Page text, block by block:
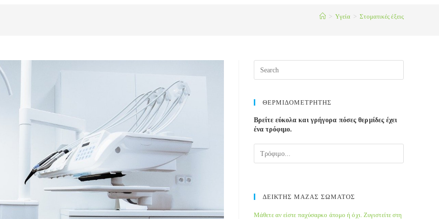
> Yγεία > Στοματικές έξεις
ΘΕΡΜΙΔΟΜΕΤΡΗΤΗΣ
Βρείτε εύκολα και γρήγορα πόσες θερμίδες έχει
ένα τρόφιμο.
ΔΕΙΚΤΗΣ ΜΑΖΑΣ ΣΩΜΑΤΟΣ
Μάθετε αν είστε παχύσαρκο άτομο ή όχι. Ζυγιστείτε στη